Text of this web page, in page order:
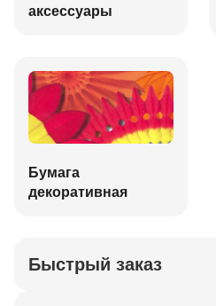
аксессуары
Бумага
декоративная
Быстрый заказ